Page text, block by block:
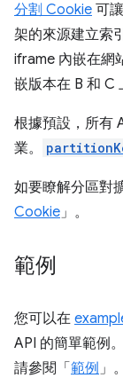
分割 Cookie 可
架的來源建立索
iframe 內嵌在網
嵌版本在 B 和 C
根據預設，所有
業。
如要瞭解分區對
Cookie」。
範例
您可以在
API 的簡單範例
請參閱「 範例 」。